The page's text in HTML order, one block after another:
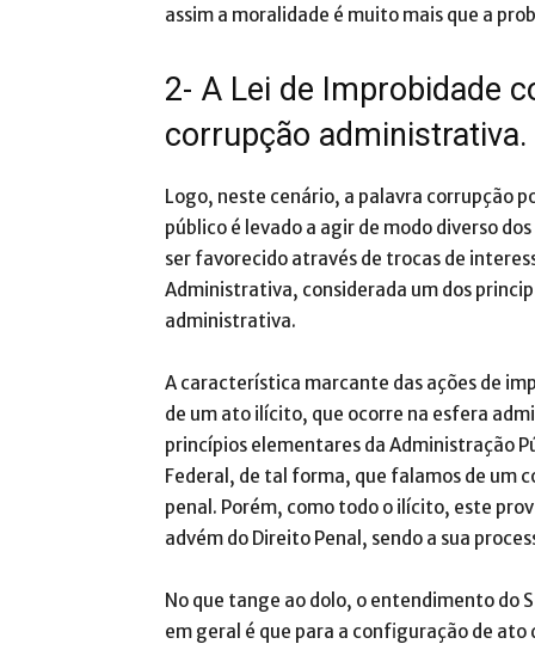
assim a moralidade é muito mais que a
2- A Lei de Improbidade
corrupção administrativa.
Logo, neste cenário, a palavra corrupção
público é levado a agir de modo diverso
ser favorecido através de trocas de
Administrativa, considerada um dos
administrativa.
A característica marcante das ações de
de um ato ilícito, que ocorre na esfera
princípios elementares da Administração
Federal, de tal forma, que falamos de um
penal. Porém, como todo o ilícito, este
advém do Direito Penal, sendo a sua
No que tange ao dolo, o entendimento do
em geral é que para a configuração de